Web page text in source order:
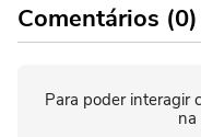
Comentários (0)
Para poder interagir
na